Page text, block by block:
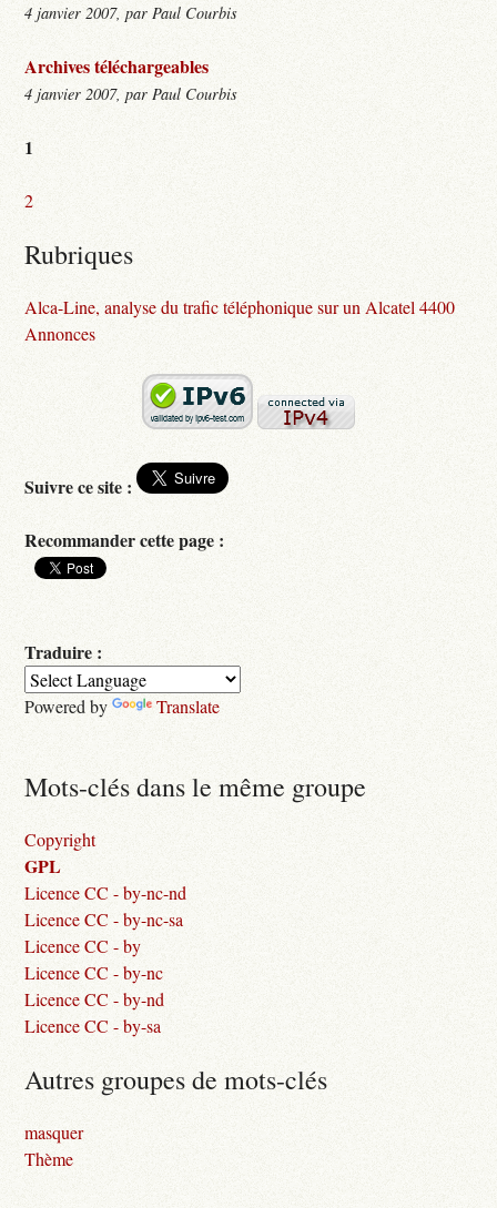
4 janvier 2007, par Paul Courbis
Archives téléchargeables
4 janvier 2007, par Paul Courbis
1
2
Rubriques
Alca-Line, analyse du trafic téléphonique sur un Alcatel 4400
Annonces
Suivre ce site :
Recommander cette page :
Traduire :
Powered by Translate
Mots-clés dans le même groupe
Copyright
GPL
Licence CC - by-nc-nd
Licence CC - by-nc-sa
Licence CC - by
Licence CC - by-nc
Licence CC - by-nd
Licence CC - by-sa
Autres groupes de mots-clés
masquer
Thème